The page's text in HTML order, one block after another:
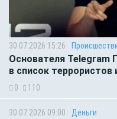
30.07.2026 15:26
Основателя Telegram
в список
0 110
30.07.2026 09:00 Деньги